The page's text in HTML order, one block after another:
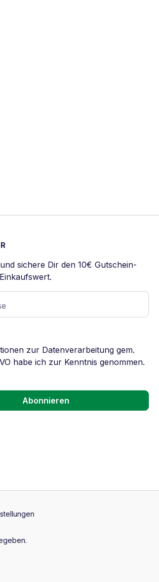
sichere Dir den 10€ Gutschein-
zur Datenverarbeitung gem.
habe ich zur Kenntnis genommen.
Abonnieren